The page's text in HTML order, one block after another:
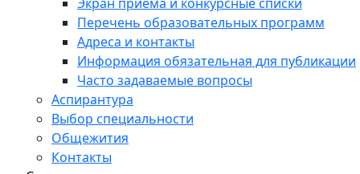
Перечень образовательных программ
Адреса и контакты
Информация обязательная для публикации
Часто задаваемые вопросы
Аспирантура
Выбор специальности
Общежития
Контакты